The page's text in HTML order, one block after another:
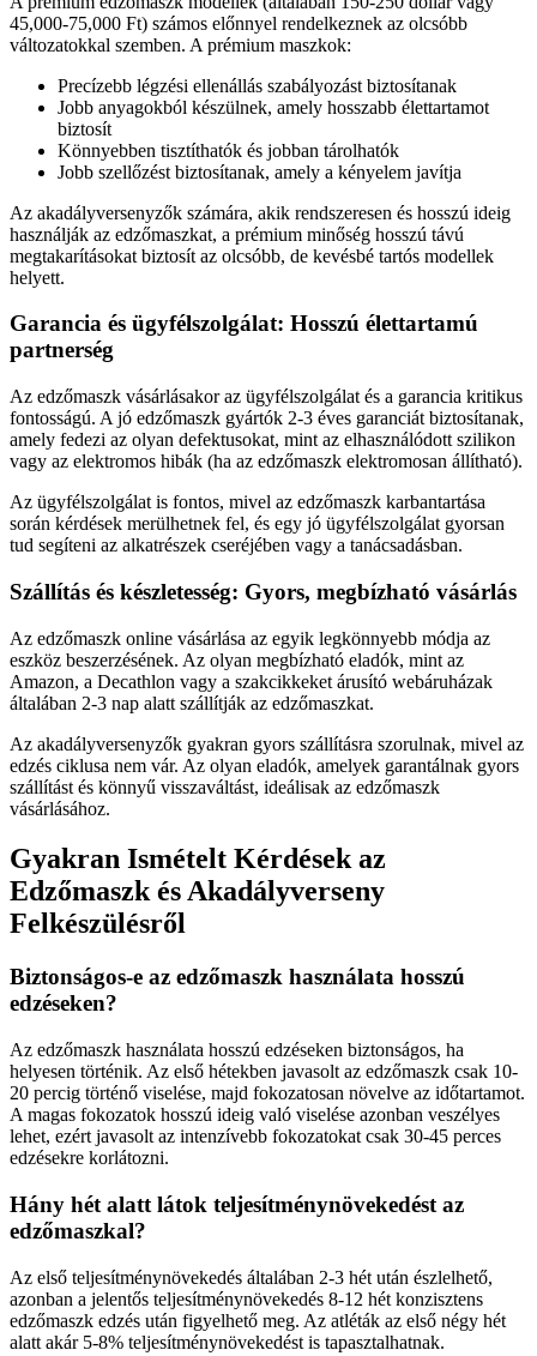
45,000-75,000 Ft) számos előnnyel rendelkeznek az olcsóbb
változatokkal szemben. A prémium maszkok:
Precízebb légzési ellenállás szabályozást biztosítanak
Jobb anyagokból készülnek, amely hosszabb élettartamot
biztosít
Könnyebben tisztíthatók és jobban tárolhatók
Jobb szellőzést biztosítanak, amely a kényelem javítja
Az akadályversenyzők számára, akik rendszeresen és hosszú ideig
használják az edzőmaszkat, a prémium minőség hosszú távú
megtakarításokat biztosít az olcsóbb, de kevésbé tartós modellek
helyett.
Garancia és ügyfélszolgálat: Hosszú élettartamú
partnerség
Az edzőmaszk vásárlásakor az ügyfélszolgálat és a garancia kritikus
fontosságú. A jó edzőmaszk gyártók 2-3 éves garanciát biztosítanak,
amely fedezi az olyan defektusokat, mint az elhasználódott szilikon
vagy az elektromos hibák (ha az edzőmaszk elektromosan állítható).
Az ügyfélszolgálat is fontos, mivel az edzőmaszk karbantartása
során kérdések merülhetnek fel, és egy jó ügyfélszolgálat gyorsan
tud segíteni az alkatrészek cseréjében vagy a tanácsadásban.
Szállítás és készletesség: Gyors, megbízható vásárlás
Az edzőmaszk online vásárlása az egyik legkönnyebb módja az
eszköz beszerzésének. Az olyan megbízható eladók, mint az
Amazon, a Decathlon vagy a szakcikkeket árusító webáruházak
általában 2-3 nap alatt szállítják az edzőmaszkat.
Az akadályversenyzők gyakran gyors szállításra szorulnak, mivel az
edzés ciklusa nem vár. Az olyan eladók, amelyek garantálnak gyors
szállítást és könnyű visszaváltást, ideálisak az edzőmaszk
vásárlásához.
Gyakran Ismételt Kérdések az
Edzőmaszk és Akadályverseny
Felkészülésről
Biztonságos-e az edzőmaszk használata hosszú
edzéseken?
Az edzőmaszk használata hosszú edzéseken biztonságos, ha
helyesen történik. Az első hétekben javasolt az edzőmaszk csak 10-
20 percig történő viselése, majd fokozatosan növelve az időtartamot.
A magas fokozatok hosszú ideig való viselése azonban veszélyes
lehet, ezért javasolt az intenzívebb fokozatokat csak 30-45 perces
edzésekre korlátozni.
Hány hét alatt látok teljesítménynövekedést az
edzőmaszkal?
Az első teljesítménynövekedés általában 2-3 hét után észlelhető,
azonban a jelentős teljesítménynövekedés 8-12 hét konzisztens
edzőmaszk edzés után figyelhető meg. Az atléták az első négy hét
alatt akár 5-8% teljesítménynövekedést is tapasztalhatnak.